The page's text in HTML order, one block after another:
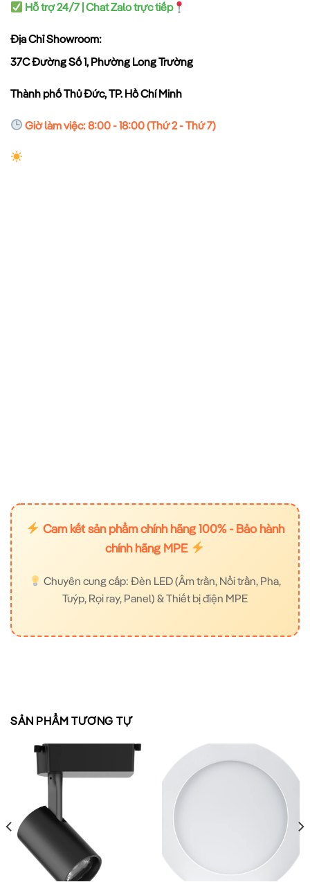
Hỗ trợ 24/7 | Chat Zalo trực tiếp
Địa Chỉ Showroom:
37C Đường Số 1, Phường Long Trường
Thành phố Thủ Đức, TP. Hồ Chí Minh
Giờ làm việc: 8:00 - 18:00 (Thứ 2 - Thứ 7)
Cam kết sản phẩm chính hãng 100% - Bảo hành
chính hãng MPE
Chuyên cung cấp: Đèn LED (Âm trần, Nổi trần, Pha,
Tuýp, Rọi ray, Panel) & Thiết bị điện MPE
SẢN PHẨM TƯƠNG TỰ